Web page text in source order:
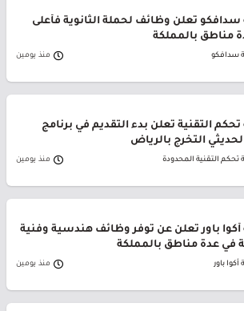
تعلن وظائف لحملة الثانوية فأعلى
مناطق بالمملكة
سدافكو منذ يومين
التقنية تعلن بدء التقديم في برنامج
التخرج بالرياض
تحكم التقنية المحدودة منذ يومين
باور تعلن عن توفر وظائف هندسية وفنية
في عدة مناطق بالمملكة
باور منذ يومين